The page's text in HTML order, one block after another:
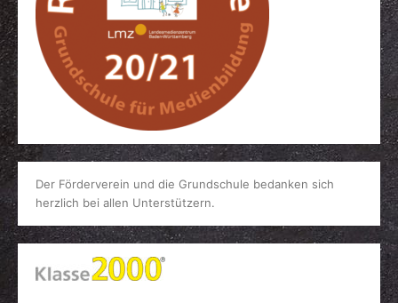
Der Förderverein und die Grundschule bedanken sich
herzlich bei allen Unterstützern.